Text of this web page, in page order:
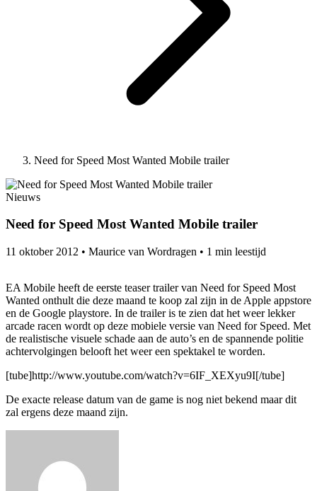
Need for Speed Most Wanted Mobile trailer
Nieuws
Need for Speed Most Wanted Mobile trailer
11 oktober 2012 • Maurice van Wordragen • 1 min leestijd
EA Mobile heeft de eerste teaser trailer van Need for Speed Most
Wanted onthult die deze maand te koop zal zijn in de Apple appstore
en de Google playstore. In de trailer is te zien dat het weer lekker
arcade racen wordt op deze mobiele versie van Need for Speed. Met
de realistische visuele schade aan de auto’s en de spannende politie
achtervolgingen belooft het weer een spektakel te worden.
[tube]http://www.youtube.com/watch?v=6IF_XEXyu9I[/tube]
De exacte release datum van de game is nog niet bekend maar dit
zal ergens deze maand zijn.